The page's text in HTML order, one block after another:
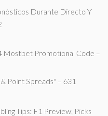
Durante Directo Y
Mostbet Promotional Code –
Point Spreads" – 631
Tips: F1 Preview, Picks